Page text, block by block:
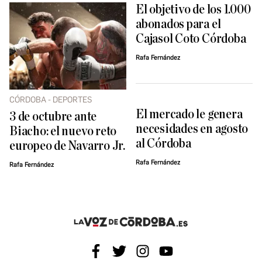
CÓRDOBA - DEPORTES
3 de octubre ante
Biacho: el nuevo reto
europeo de Navarro Jr.
Rafa Fernández
El objetivo de los 1.000
abonados para el
Cajasol Coto Córdoba
Rafa Fernández
El mercado le genera
necesidades en agosto
al Córdoba
Rafa Fernández